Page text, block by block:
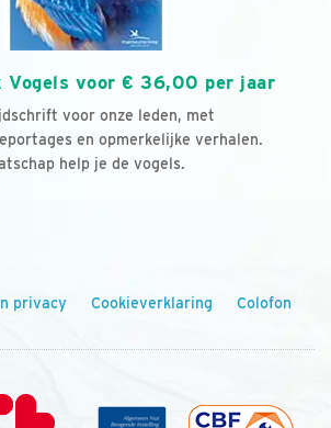
Vogels voor € 36,00 per jaar
voor onze leden, met
en opmerkelijke verhalen.
help je de vogels.
privacy Cookieverklaring Colofon